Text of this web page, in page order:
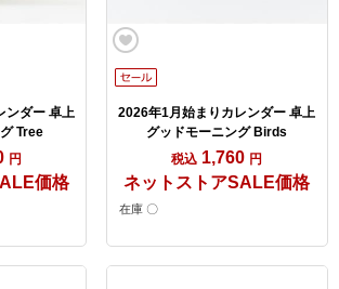
ンダー 卓上
Tree
円
価格
2026年1月始まりカレンダー 卓上
グッドモーニング Birds
税込 1,760 円
ネットストアSALE価格
在庫 〇